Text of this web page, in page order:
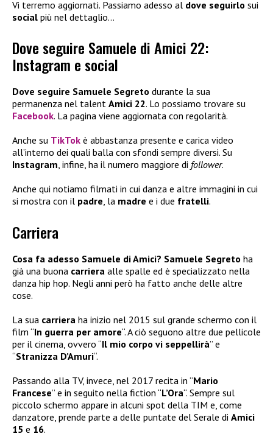
Vi terremo aggiornati. Passiamo adesso al dove seguirlo sui
social più nel dettaglio…
Dove seguire Samuele di Amici 22:
Instagram e social
Dove seguire Samuele Segreto durante la sua
permanenza nel talent Amici 22. Lo possiamo trovare su
Facebook. La pagina viene aggiornata con regolarità.
Anche su TikTok è abbastanza presente e carica video
all’interno dei quali balla con sfondi sempre diversi. Su
Instagram, infine, ha il numero maggiore di follower.
Anche qui notiamo filmati in cui danza e altre immagini in cui
si mostra con il padre, la madre e i due fratelli.
Carriera
Cosa fa adesso Samuele di Amici? Samuele Segreto ha
già una buona carriera alle spalle ed è specializzato nella
danza hip hop. Negli anni però ha fatto anche delle altre
cose.
La sua carriera ha inizio nel 2015 sul grande schermo con il
film “In guerra per amore“. A ciò seguono altre due pellicole
per il cinema, ovvero “Il mio corpo vi seppellirà” e
“Stranizza D’Amuri“.
Passando alla TV, invece, nel 2017 recita in “Mario
Francese” e in seguito nella fiction “L’Ora“. Sempre sul
piccolo schermo appare in alcuni spot della TIM e, come
danzatore, prende parte a delle puntate del Serale di Amici
15 e 16.